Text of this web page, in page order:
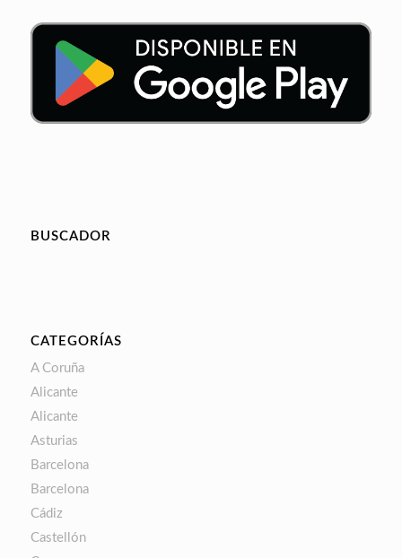
BUSCADOR
CATEGORÍAS
A Coruña
Alicante
Alicante
Asturias
Barcelona
Barcelona
Cádiz
Castellón